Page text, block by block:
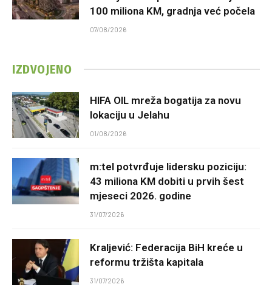
100 miliona KM, gradnja već počela
07/08/2026
IZDVOJENO
HIFA OIL mreža bogatija za novu
lokaciju u Jelahu
01/08/2026
m:tel potvrđuje lidersku poziciju:
43 miliona KM dobiti u prvih šest
mjeseci 2026. godine
31/07/2026
Kraljević: Federacija BiH kreće u
reformu tržišta kapitala
31/07/2026